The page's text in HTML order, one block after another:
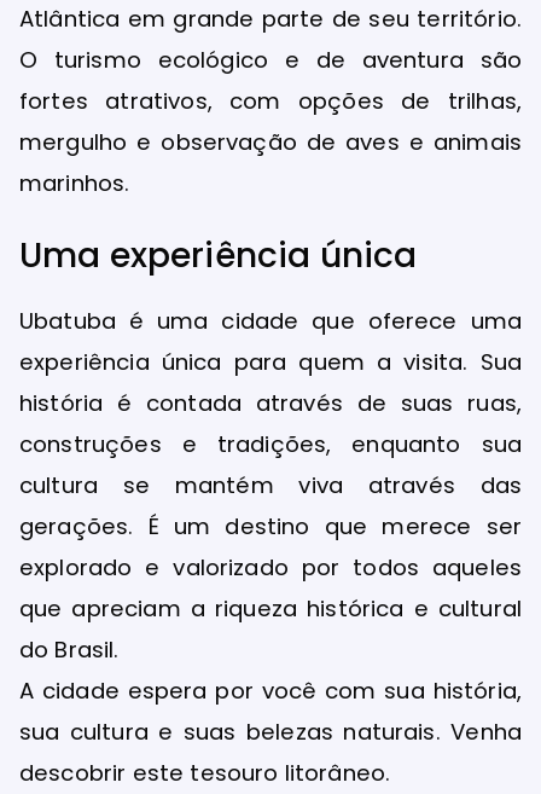
Atlântica em grande parte de seu território.
O turismo ecológico e de aventura são
fortes atrativos, com opções de trilhas,
mergulho e observação de aves e animais
marinhos.
Uma experiência única
Ubatuba é uma cidade que oferece uma
experiência única para quem a visita. Sua
história é contada através de suas ruas,
construções e tradições, enquanto sua
cultura se mantém viva através das
gerações. É um destino que merece ser
explorado e valorizado por todos aqueles
que apreciam a riqueza histórica e cultural
do Brasil.
A cidade espera por você com sua história,
sua cultura e suas belezas naturais. Venha
descobrir este tesouro litorâneo.